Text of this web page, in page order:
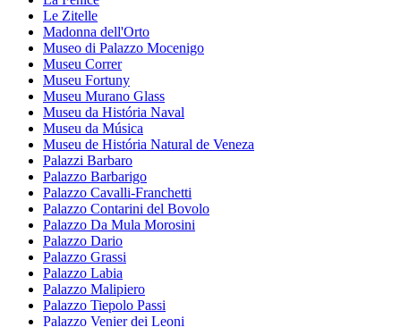
Le Zitelle
Madonna dell'Orto
Museo di Palazzo Mocenigo
Museu Correr
Museu Fortuny
Museu Murano Glass
Museu da História Naval
Museu da Música
Museu de História Natural de Veneza
Palazzi Barbaro
Palazzo Barbarigo
Palazzo Cavalli-Franchetti
Palazzo Contarini del Bovolo
Palazzo Da Mula Morosini
Palazzo Dario
Palazzo Grassi
Palazzo Labia
Palazzo Malipiero
Palazzo Tiepolo Passi
Palazzo Venier dei Leoni